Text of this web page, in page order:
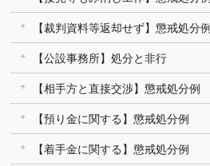
【裁判資料等返却せず】懲戒処分例
【公設事務所】処分と非行
【相手方と直接交渉】懲戒処分例
【預り金に関する】懲戒処分例
【着手金に関する】懲戒処分例